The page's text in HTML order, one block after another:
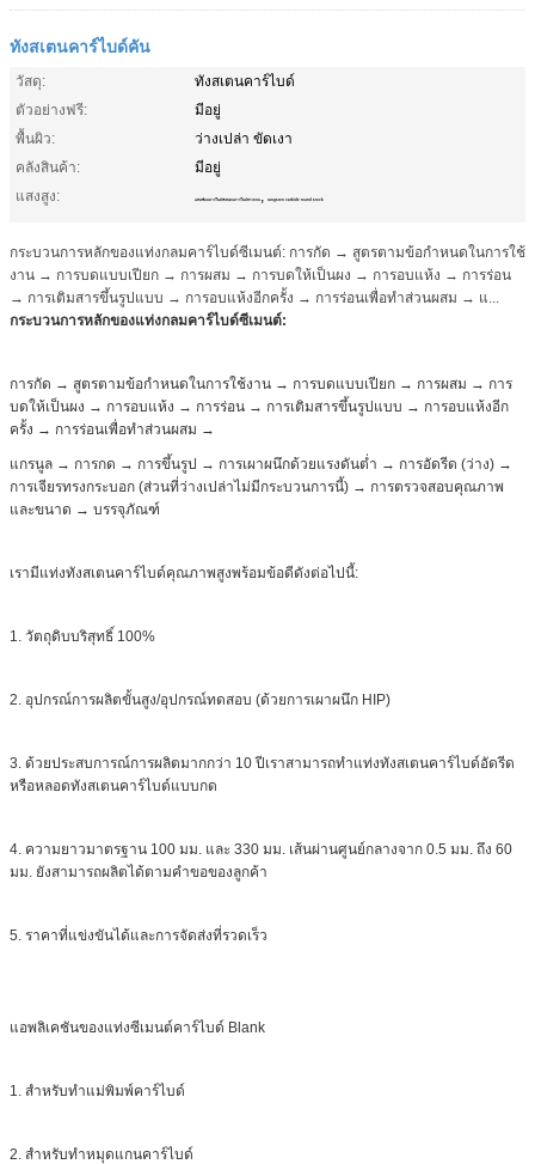
ทังสเตนคาร์ไบด์คัน
วัสดุ:
ทังสเตนคาร์ไบด์
ตัวอย่างฟรี:
มีอยู่
พื้นผิว:
ว่างเปล่า ขัดเงา
คลังสินค้า:
มีอยู่
แสงสูง:
แท่งเชื่อมคาร์ไบด์ทังสเตนคาร์ไบด์ทรงกลม , tungsten carbide round stock
กระบวนการหลักของแท่งกลมคาร์ไบด์ซีเมนต์: การกัด → สูตรตามข้อกำหนดในการใช้
งาน → การบดแบบเปียก → การผสม → การบดให้เป็นผง → การอบแห้ง → การร่อน
→ การเติมสารขึ้นรูปแบบ → การอบแห้งอีกครั้ง → การร่อนเพื่อทำส่วนผสม → แ...
กระบวนการหลักของแท่งกลมคาร์ไบด์ซีเมนต์:
การกัด → สูตรตามข้อกำหนดในการใช้งาน → การบดแบบเปียก → การผสม → การ
บดให้เป็นผง → การอบแห้ง → การร่อน → การเติมสารขึ้นรูปแบบ → การอบแห้งอีก
ครั้ง → การร่อนเพื่อทำส่วนผสม →
แกรนูล → การกด → การขึ้นรูป → การเผาผนึกด้วยแรงดันต่ำ → การอัดรีด (ว่าง) →
การเจียรทรงกระบอก (ส่วนที่ว่างเปล่าไม่มีกระบวนการนี้) → การตรวจสอบคุณภาพ
และขนาด → บรรจุภัณฑ์
เรามีแท่งทังสเตนคาร์ไบด์คุณภาพสูงพร้อมข้อดีดังต่อไปนี้:
1. วัตถุดิบบริสุทธิ์ 100%
2. อุปกรณ์การผลิตขั้นสูง/อุปกรณ์ทดสอบ (ด้วยการเผาผนึก HIP)
3. ด้วยประสบการณ์การผลิตมากกว่า 10 ปีเราสามารถทำแท่งทังสเตนคาร์ไบด์อัดรีด
หรือหลอดทังสเตนคาร์ไบด์แบบกด
4. ความยาวมาตรฐาน 100 มม. และ 330 มม. เส้นผ่านศูนย์กลางจาก 0.5 มม. ถึง 60
มม. ยังสามารถผลิตได้ตามคำขอของลูกค้า
5. ราคาที่แข่งขันได้และการจัดส่งที่รวดเร็ว
แอพลิเคชันของแท่งซีเมนต์คาร์ไบด์ Blank
1. สำหรับทำแม่พิมพ์คาร์ไบด์
2. สำหรับทำหมุดแกนคาร์ไบด์